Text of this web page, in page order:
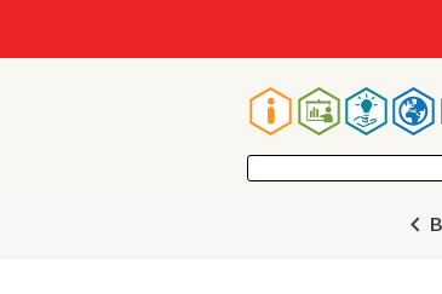
principal